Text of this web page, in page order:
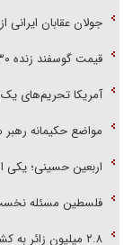
جولان عقابان
قیمت گوسفند زنده ۳۰ درصد کاهش یافت؛ گوشت ارزان نشد
آمریکا تحریم‌های
مواضع حکیمانه
اربعین حسینی؛ یکی
فلسطین مسئله
۲.۸ میلیون زائر به کشور بازگشتند